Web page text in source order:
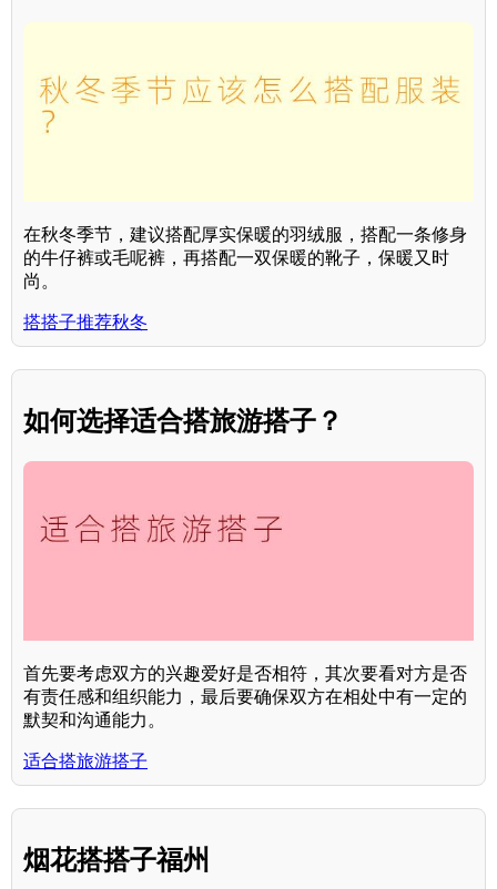
在秋冬季节，建议搭配厚实保暖的羽绒服，搭配一条修身
的牛仔裤或毛呢裤，再搭配一双保暖的靴子，保暖又时
尚。
搭搭子推荐秋冬
如何选择适合搭旅游搭子？
首先要考虑双方的兴趣爱好是否相符，其次要看对方是否
有责任感和组织能力，最后要确保双方在相处中有一定的
默契和沟通能力。
适合搭旅游搭子
烟花搭搭子福州